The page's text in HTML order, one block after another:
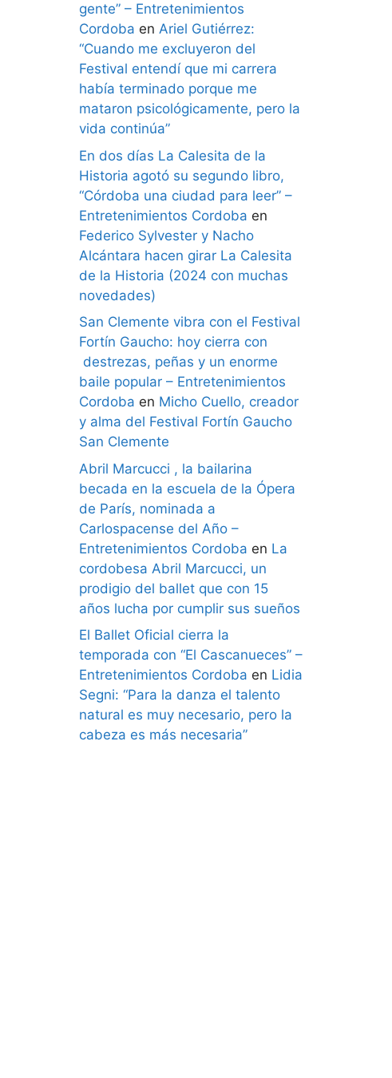
gente” – Entretenimientos
Cordoba en Ariel Gutiérrez:
“Cuando me excluyeron del
Festival entendí que mi carrera
había terminado porque me
mataron psicológicamente, pero la
vida continúa”
En dos días La Calesita de la
Historia agotó su segundo libro,
“Córdoba una ciudad para leer” –
Entretenimientos Cordoba en
Federico Sylvester y Nacho
Alcántara hacen girar La Calesita
de la Historia (2024 con muchas
novedades)
San Clemente vibra con el Festival
Fortín Gaucho: hoy cierra con
destrezas, peñas y un enorme
baile popular – Entretenimientos
Cordoba en Micho Cuello, creador
y alma del Festival Fortín Gaucho
San Clemente
Abril Marcucci , la bailarina
becada en la escuela de la Ópera
de París, nominada a
Carlospacense del Año –
Entretenimientos Cordoba en La
cordobesa Abril Marcucci, un
prodigio del ballet que con 15
años lucha por cumplir sus sueños
El Ballet Oficial cierra la
temporada con “El Cascanueces” –
Entretenimientos Cordoba en Lidia
Segni: “Para la danza el talento
natural es muy necesario, pero la
cabeza es más necesaria”